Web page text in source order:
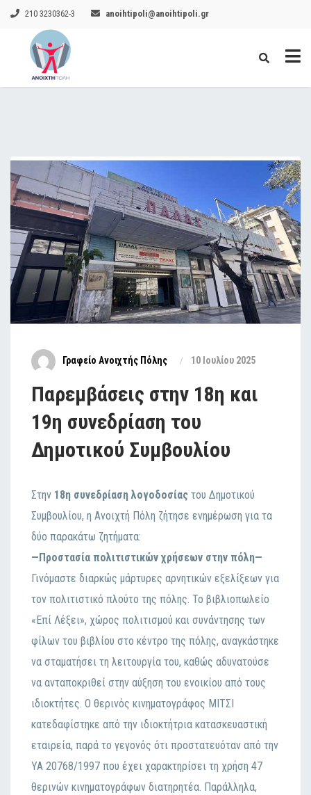
210 3230362-3 anoihtipoli@anoihtipoli.gr
Γραφείο Ανοιχτής Πόλης 10 Ιουλίου 2025
Παρεμβάσεις στην 18η και
19η συνεδρίαση του
Δημοτικού Συμβουλίου
Στην 18η συνεδρίαση λογοδοσίας του Δημοτικού
Συμβουλίου, η Ανοιχτή Πόλη ζήτησε ενημέρωση για τα
δύο παρακάτω ζητήματα:
—Προστασία πολιτιστικών χρήσεων στην πόλη—
Γινόμαστε διαρκώς μάρτυρες αρνητικών εξελίξεων για
τον πολιτιστικό πλούτο της πόλης. Το βιβλιοπωλείο
«Επί Λέξει», χώρος πολιτισμού και συνάντησης των
φίλων του βιβλίου στο κέντρο της πόλης, αναγκάστηκε
να σταματήσει τη λειτουργία του, καθώς αδυνατούσε
να ανταποκριθεί στην αύξηση του ενοικίου από τους
ιδιοκτήτες. Ο θερινός κινηματογράφος ΜΙΤΣΙ
κατεδαφίστηκε από την ιδιοκτήτρια κατασκευαστική
εταιρεία, παρά το γεγονός ότι προστατευόταν από την
ΥΑ 20768/1997 που έχει χαρακτηρίσει τη χρήση 47
θερινών κινηματογράφων διατηρητέα. Παράλληλα,